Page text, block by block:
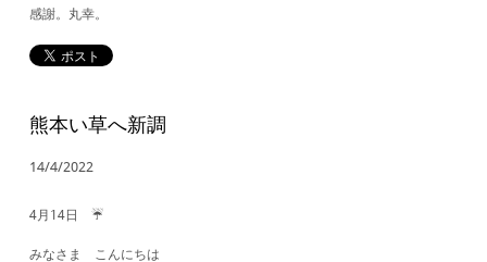
感謝。丸幸。
熊本い草へ新調
14/4/2022
4月14日 ☔
みなさま こんにちは